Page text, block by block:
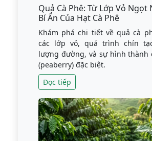
Quả Cà Phê: Từ Lớp Vỏ Ngọt
Bí Ẩn Của Hạt Cà Phê
Khám phá chi tiết về quả cà
các lớp vỏ, quá trình chín
lượng đường, và sự hình thành
(peaberry) đặc biệt.
Đọc tiếp